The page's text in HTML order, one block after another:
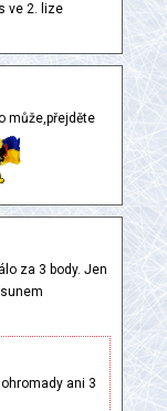
ve 2. lize
může,přejděte
za 3 body. Jen
ani 3